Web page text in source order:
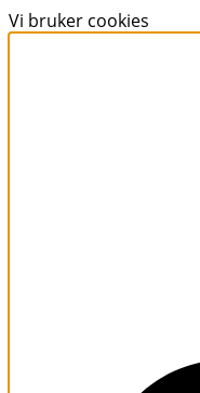
Vi bruker cookies